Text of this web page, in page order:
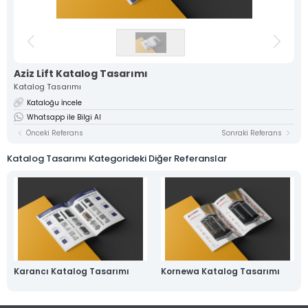
Katalog Ürün
Fotoğrafçılığı
Ambalaj ve
Kutu
Tasarımları
Tasarımı Prodüksiyon
Aziz Lift Katalog Tasarımı
Katalog Tasarımı
Kataloğu İncele
Whatsapp ile Bilgi Al
Önceki Referans
Sonraki Referans
Katalog Tasarımı Kategorideki Diğer Referanslar
Karancı Katalog Tasarımı Kornewa Katalog Tasarımı